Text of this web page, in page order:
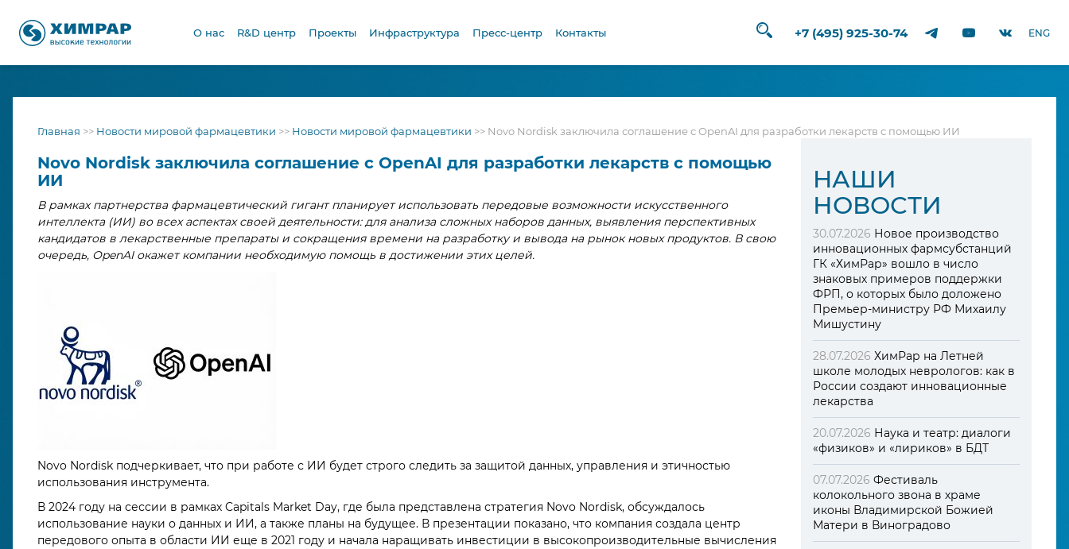
О нас R&D центр Проекты Инфраструктура Пресс-центр Контакты ENG
+7 (495) 925-30-74
Главная >> Новости мировой фармацевтики >> Новости мировой фармацевтики >> Novo Nordisk заключила соглашение с OpenAI для разработки лекарств с помощью ИИ
Novo Nordisk заключила соглашение с OpenAI для разработки лекарств с помощью
ИИ
В рамках партнерства фармацевтический гигант планирует использовать передовые возможности искусственного
интеллекта (ИИ) во всех аспектах своей деятельности: для анализа сложных наборов данных, выявления перспективных
кандидатов в лекарственные препараты и сокращения времени на разработку и вывода на рынок новых продуктов. В свою
очередь, OpenAI окажет компании необходимую помощь в достижении этих целей.
Novo Nordisk подчеркивает, что при работе с ИИ будет строго следить за защитой данных, управления и этичностью
использования инструмента.
В 2024 году на сессии в рамках Capitals Market Day, где была представлена ​​стратегия Novo Nordisk, обсуждалось
использование науки о данных и ИИ, а также планы на будущее. В презентации показано, что компания создала центр
передового опыта в области ИИ еще в 2021 году и начала наращивать инвестиции в высокопроизводительные вычисления
HАШИ
НОВОСТИ
30.07.2026 Новое производство
инновационных фармсубстанций
ГК «ХимРар» вошло в число
знаковых примеров поддержки
ФРП, о которых было доложено
Премьер-министру РФ Михаилу
Мишустину
28.07.2026 ХимРар на Летней
школе молодых неврологов: как в
России создают инновационные
лекарства
20.07.2026 Наука и театр: диалоги
«физиков» и «лириков» в БДТ
07.07.2026 Фестиваль
колокольного звона в храме
иконы Владимирской Божией
Матери в Виноградово